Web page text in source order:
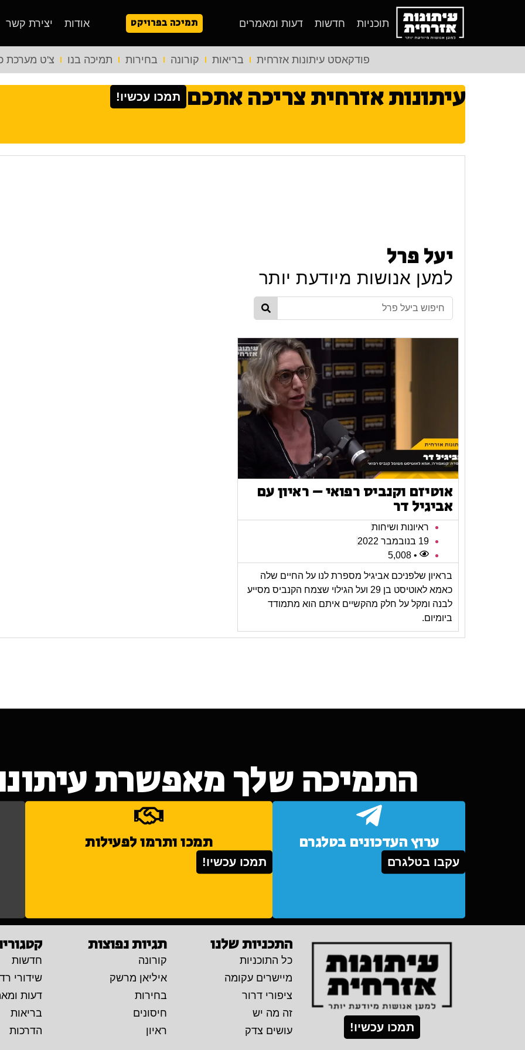
תוכניות חדשות דעות ומאמרים תמיכה בפרויקט אודות יצירת קשר
פודקאסט עיתונות אזרחית בריאות קורונה בחירות תמיכה בנו צ'ט מערכת
עיתונות אזרחית צריכה אתכם תמכו עכשיו!
יעל פרל
למען אנושות מיודעת יותר
אוטיזם וקנביס רפואי – ראיון עם
אביגיל דר
ראיונות ושיחות
19 בנובמבר 2022
• 5,008
בראיון שלפניכם אביגיל מספרת לנו על החיים שלה
כאמא לאוטיסט בן 29 ועל הגילוי שצמח הקנביס מסייע
לבנה ומקל על חלק מהקשיים איתם הוא מתמודד
ביומיום.
התמיכה שלך מאפשרת
ערוץ העדכונים בטלגרם
עקבו בטלגרם
תמכו ותרמו לפעילות
תמכו עכשיו!
תמכו עכשיו!
התכניות שלנו
כל התוכניות
מיישרים עקומה
ציפורי דרור
זה מה יש
עושים צדק
תגיות נפוצות
קורונה
איליאן מרשק
בחירות
חיסונים
ראיון
חדשות
שידורי
דעות
בריאות
הדרכות